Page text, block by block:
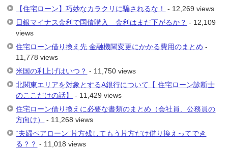
【住宅ローン】巧妙なカラクリに騙されるな！
- 12,269 views
日銀マイナス金利で国債購入 金利はまだ下がるか？ - 12,109
views
住宅ローン借り換え先 金融機関変更にかかる費用のまとめ -
11,778 views
米国の利上げはいつ？ - 11,750 views
北関東エリアを対象とするA銀行について【 住宅ローン診断士
のここだけの話】
- 11,429 views
住宅ローン借り換えに必要な書類のまとめ（会社員、公務員の
方向け）
- 11,268 views
“夫婦ペアローン”片方残してもう片方だけ借り換えってでき
る？？ - 11,018 views